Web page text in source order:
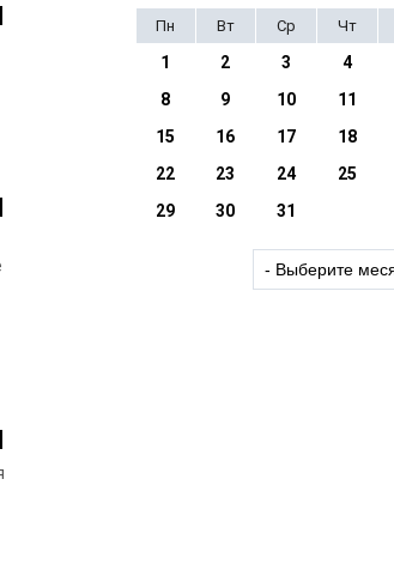
Пн
Вт Ср Чт
1 2 3 4
8
9 10 11
15
16 17 18
22
23 24 25
29
30 31